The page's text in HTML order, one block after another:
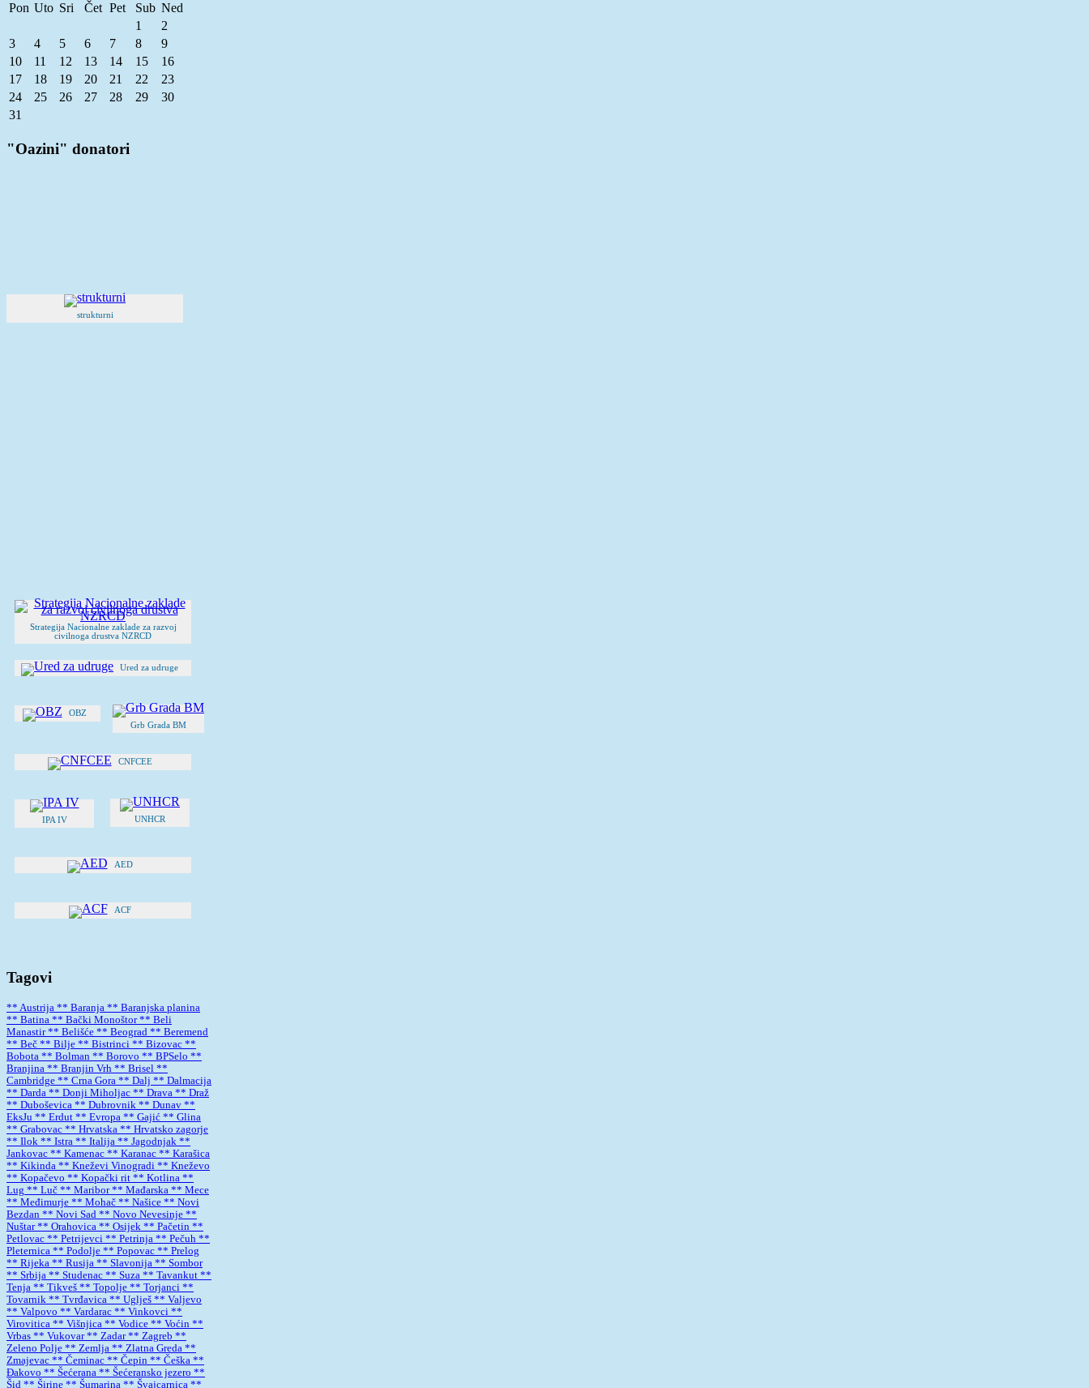
Pon Uto Sri Čet Pet Sub Ned
1
2
3
4 5 6 7 8
9
10
11 12 13 14 15
16
17
18 19 20 21 22
23
24
25 26 27 28 29
30
31
"Oazini" donatori
strukturni
Strategija Nacionalne zaklade za razvoj
civilnoga drustva NZRCD
Ured za udruge
OBZ
Grb Grada BM
CNFCEE
IPA IV UNHCR
AED
ACF
Tagovi
** Austrija ** Baranja ** Baranjska planina
** Batina ** Bački Monoštor** Beli
Manastir** Belišće ** Beograd ** Beremend
** Beč ** Bilje ** Bistrinci ** Bizovac **
Bobota ** Bolman ** Borovo ** BPSelo **
Branjina ** Branjin Vrh ** Brisel **
Cambridge ** Crna Gora ** Dalj ** Dalmacija
** Darda ** Donji Miholjac ** Drava ** Draž
** Duboševica ** Dubrovnik ** Dunav **
EksJu ** Erdut ** Evropa ** Gajić ** Glina
** Grabovac ** Hrvatska ** Hrvatsko zagorje
** Ilok ** Istra ** Italija ** Jagodnjak **
Jankovac ** Kamenac ** Karanac ** Karašica
** Kikinda ** Kneževi Vinogradi ** Kneževo
** Kopačevo ** Kopački rit ** Kotlina **
Lug ** Luč ** Maribor** Mađarska ** Mece
** Međimurje ** Mohač ** Našice ** Novi
Bezdan ** Novi Sad ** Novo Nevesinje **
Nuštar** Orahovica ** Osijek ** Pačetin **
Petlovac ** Petrijevci ** Petrinja ** Pečuh **
Pleternica ** Podolje ** Popovac ** Prelog
** Rijeka ** Rusija ** Slavonija ** Sombor
** Srbija ** Studenac ** Suza ** Tavankut **
Tenja ** Tikveš ** Topolje ** Torjanci **
Tovarnik ** Tvrđavica ** Uglješ ** Valjevo
** Valpovo ** Vardarac ** Vinkovci **
Virovitica ** Višnjica ** Vodice ** Voćin **
Vrbas ** Vukovar** Zadar** Zagreb **
Zeleno Polje ** Zemlja ** Zlatna Greda **
Zmajevac ** Čeminac ** Čepin ** Češka **
Đakovo ** Šećerana ** Šećeransko jezero **
Šid ** Širine ** Šumarina ** Švajcarnica **